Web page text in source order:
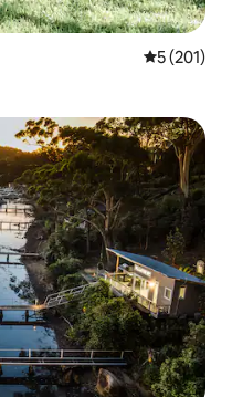
5 पैकी 5
5 (201)